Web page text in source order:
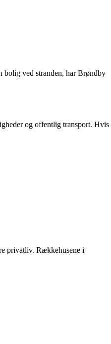
bolig ved stranden, har Brøndby
og offentlig transport. Hvis
privatliv. Rækkehusene i